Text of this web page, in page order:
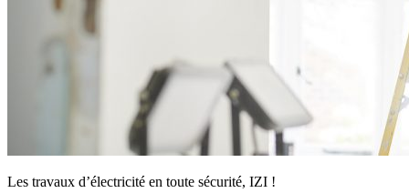
Les travaux d’électricité en toute sécurité, IZI !